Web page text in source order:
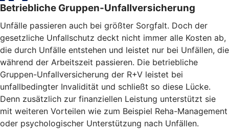
Betriebliche Gruppen-Unfallversicherung
Unfälle passieren auch bei größter Sorgfalt. Doch der
gesetzliche Unfallschutz deckt nicht immer alle Kosten ab,
die durch Unfälle entstehen und leistet nur bei Unfällen, die
während der Arbeitszeit passieren. Die betriebliche
Gruppen-Unfallversicherung der R+V leistet bei
unfallbedingter Invalidität und schließt so diese Lücke.
Denn zusätzlich zur finanziellen Leistung unterstützt sie
mit weiteren Vorteilen wie zum Beispiel Reha-Management
oder psychologischer Unterstützung nach Unfällen.